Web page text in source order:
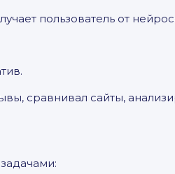
пользователь от
сравнивал сайты,